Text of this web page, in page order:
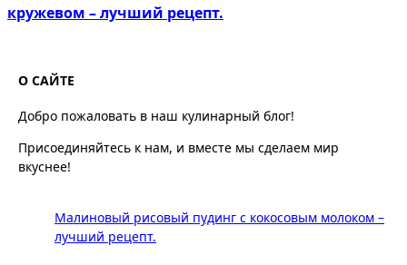
кружевом – лучший рецепт.
О САЙТЕ
Добро пожаловать в наш кулинарный блог!
Присоединяйтесь к нам, и вместе мы сделаем мир
вкуснее!
Малиновый рисовый пудинг с кокосовым молоком –
лучший рецепт.